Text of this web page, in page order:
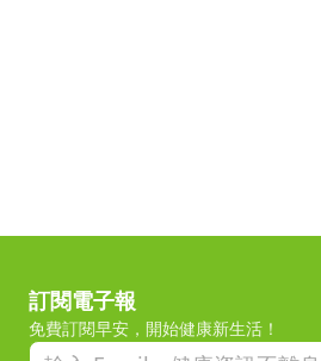
訂閱電子報
免費訂閱早安，開始健康新生活！